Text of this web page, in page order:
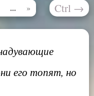
... » Ctrl →
его топят, но